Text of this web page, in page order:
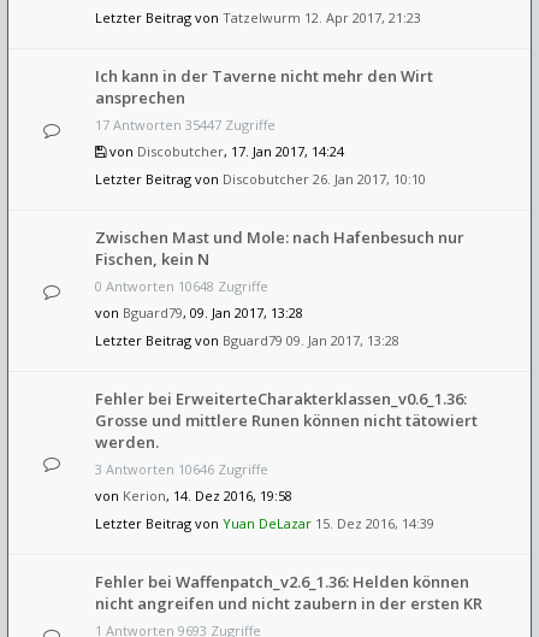
Letzter Beitrag von Tatzelwurm 12. Apr 2017, 21:23
Ich kann in der Taverne nicht mehr den Wirt
ansprechen
17 Antworten 35447 Zugriffe
von Discobutcher, 17. Jan 2017, 14:24
Letzter Beitrag von Discobutcher 26. Jan 2017, 10:10
Zwischen Mast und Mole: nach Hafenbesuch nur
Fischen, kein N
0 Antworten 10648 Zugriffe
von Bguard79, 09. Jan 2017, 13:28
Letzter Beitrag von Bguard79 09. Jan 2017, 13:28
Fehler bei ErweiterteCharakterklassen_v0.6_1.36:
Grosse und mittlere Runen können nicht tätowiert
werden.
3 Antworten 10646 Zugriffe
von Kerion, 14. Dez 2016, 19:58
Letzter Beitrag von Yuan DeLazar 15. Dez 2016, 14:39
Fehler bei Waffenpatch_v2.6_1.36: Helden können
nicht angreifen und nicht zaubern in der ersten KR
1 Antworten 9693 Zugriffe